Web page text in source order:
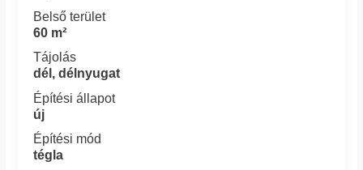
Belső terület
60 m²
Tájolás
dél, délnyugat
Építési állapot
új
Építési mód
tégla